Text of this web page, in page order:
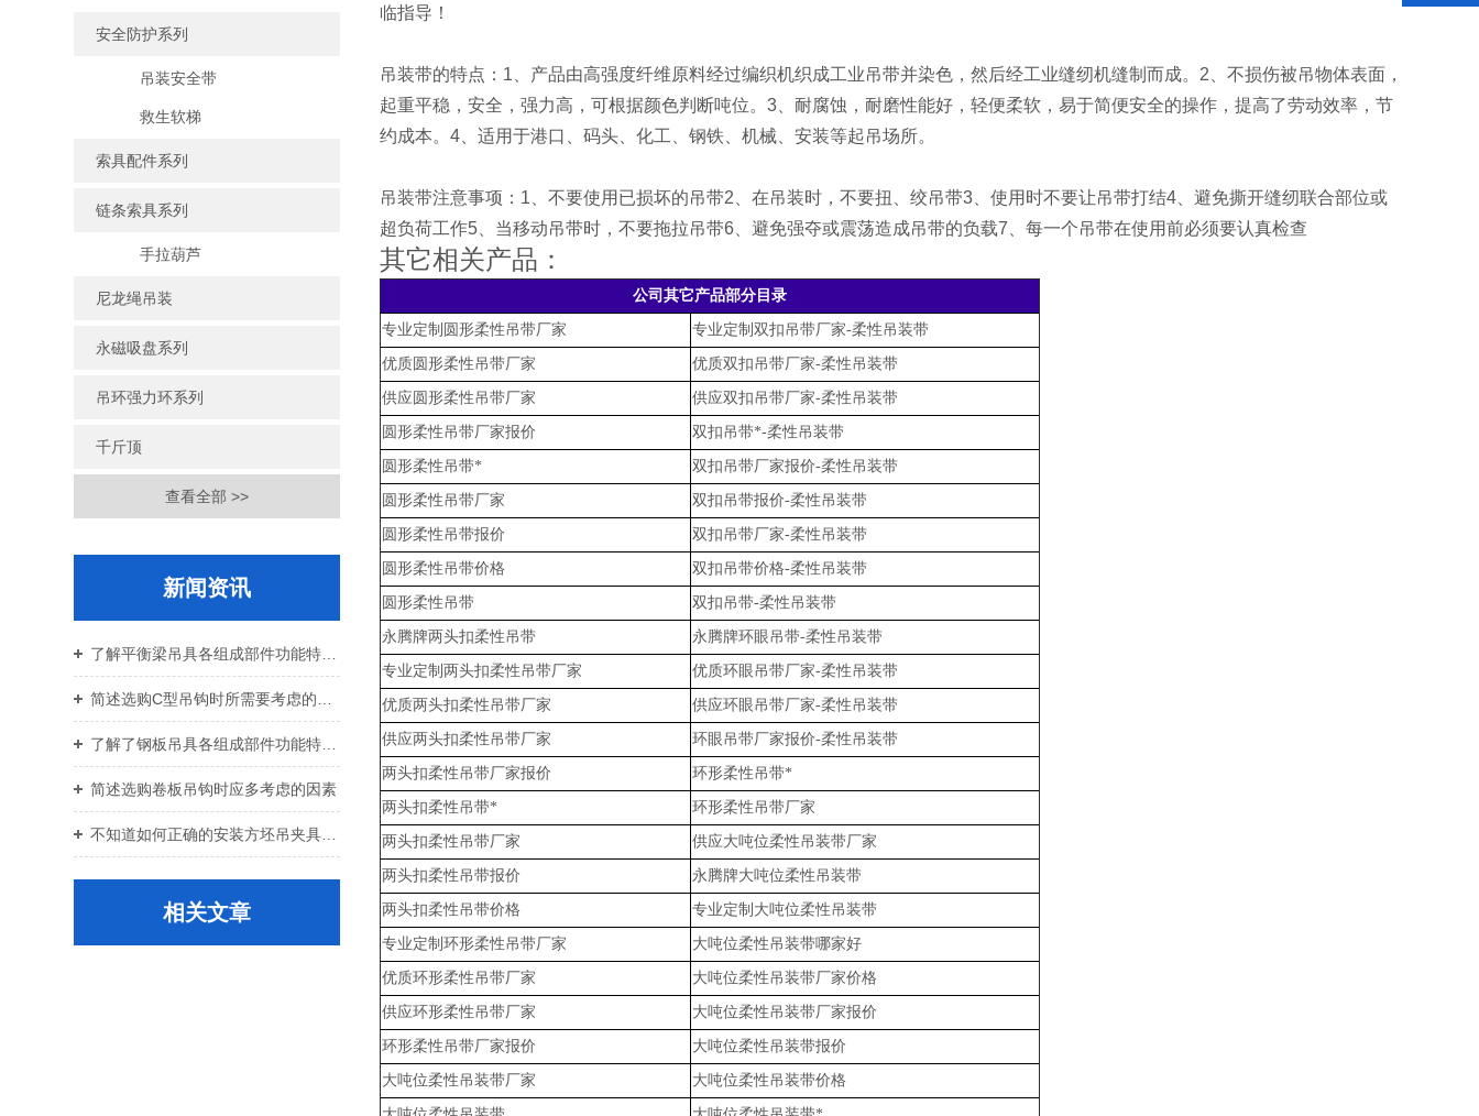
安全防护系列
吊装安全带
救生软梯
索具配件系列
链条索具系列
手拉葫芦
尼龙绳吊装
永磁吸盘系列
吊环强力环系列
千斤顶
查看全部 >>
新闻资讯
简述选购卷板吊钩时应多考虑的因素
相关文章
临指导！
吊装带的特点：1、产品由高强度纤维原料经过编织机织成工业吊带并染色，然后经工业缝纫机缝制而成。2、不损伤被吊物体表面，
起重平稳，安全，强力高，可根据颜色判断吨位。3、耐腐蚀，耐磨性能好，轻便柔软，易于简便安全的操作，提高了劳动效率，节
约成本。4、适用于港口、码头、化工、钢铁、机械、安装等起吊场所。
吊装带注意事项：1、不要使用已损坏的吊带2、在吊装时，不要扭、绞吊带3、使用时不要让吊带打结4、避免撕开缝纫联合部位或
超负荷工作5、当移动吊带时，不要拖拉吊带6、避免强夺或震荡造成吊带的负载7、每一个吊带在使用前必须要认真检查
其它相关产品：
公司其它产品部分目录
专业定制圆形柔性吊带厂家 专业定制双扣吊带厂家-柔性吊装带
优质圆形柔性吊带厂家 优质双扣吊带厂家-柔性吊装带
供应圆形柔性吊带厂家 供应双扣吊带厂家-柔性吊装带
圆形柔性吊带厂家报价 双扣吊带*-柔性吊装带
圆形柔性吊带* 双扣吊带厂家报价-柔性吊装带
圆形柔性吊带厂家 双扣吊带报价-柔性吊装带
圆形柔性吊带报价 双扣吊带厂家-柔性吊装带
圆形柔性吊带价格 双扣吊带价格-柔性吊装带
圆形柔性吊带 双扣吊带-柔性吊装带
永腾牌两头扣柔性吊带 永腾牌环眼吊带-柔性吊装带
专业定制两头扣柔性吊带厂家 优质环眼吊带厂家-柔性吊装带
优质两头扣柔性吊带厂家 供应环眼吊带厂家-柔性吊装带
供应两头扣柔性吊带厂家 环眼吊带厂家报价-柔性吊装带
两头扣柔性吊带厂家报价 环形柔性吊带*
两头扣柔性吊带* 环形柔性吊带厂家
两头扣柔性吊带厂家 供应大吨位柔性吊装带厂家
两头扣柔性吊带报价 永腾牌大吨位柔性吊装带
两头扣柔性吊带价格 专业定制大吨位柔性吊装带
专业定制环形柔性吊带厂家 大吨位柔性吊装带哪家好
优质环形柔性吊带厂家 大吨位柔性吊装带厂家价格
供应环形柔性吊带厂家 大吨位柔性吊装带厂家报价
环形柔性吊带厂家报价 大吨位柔性吊装带报价
大吨位柔性吊装带厂家 大吨位柔性吊装带价格